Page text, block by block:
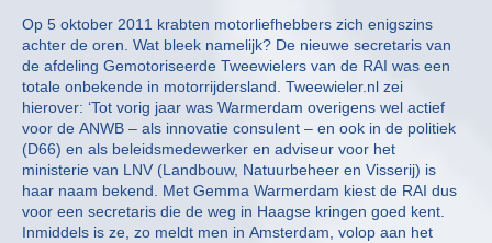
Op 5 oktober 2011 krabten motorliefhebbers zich enigszins
achter de oren. Wat bleek namelijk? De nieuwe secretaris van
de afdeling Gemotoriseerde Tweewielers van de RAI was een
totale onbekende in motorrijdersland. Tweewieler.nl zei
hierover: ‘Tot vorig jaar was Warmerdam overigens wel actief
voor de ANWB – als innovatie consulent – en ook in de politiek
(D66) en als beleidsmedewerker en adviseur voor het
ministerie van LNV (Landbouw, Natuurbeheer en Visserij) is
haar naam bekend. Met Gemma Warmerdam kiest de RAI dus
voor een secretaris die de weg in Haagse kringen goed kent.
Inmiddels is ze, zo meldt men in Amsterdam, volop aan het